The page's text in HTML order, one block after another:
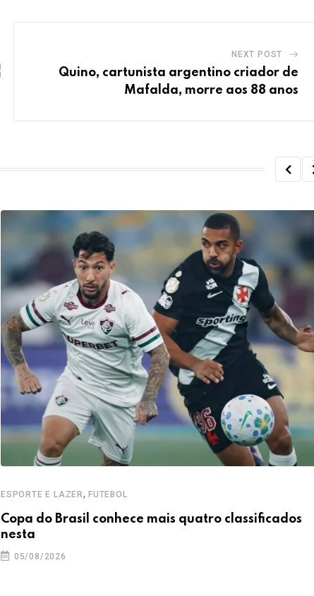
NEXT POST
Quino, cartunista argentino criador de
Mafalda, morre aos 88 anos
ESPORTE E LAZER, FUTEBOL
Copa do Brasil conhece mais quatro classificados
nesta
05/08/2026